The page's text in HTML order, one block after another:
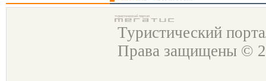
Туристический
Права защищены ©